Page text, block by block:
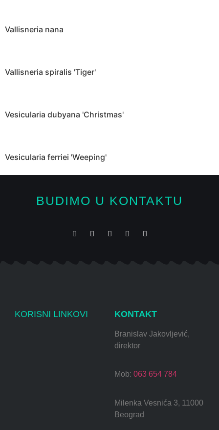
Vallisneria nana
Vallisneria spiralis 'Tiger'
Vesicularia dubyana 'Christmas'
Vesicularia ferriei 'Weeping'
BUDIMO U KONTAKTU
KORISNI LINKOVI KONTAKT
Branislav Jakovljević,
direktor
Mob: 063 654 784
Milenka Vesnića 3, 11000
Beograd